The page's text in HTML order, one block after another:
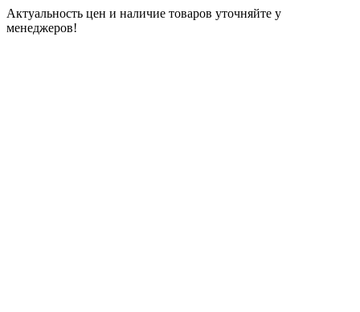
Актуальность цен и наличие товаров уточняйте у
менеджеров!